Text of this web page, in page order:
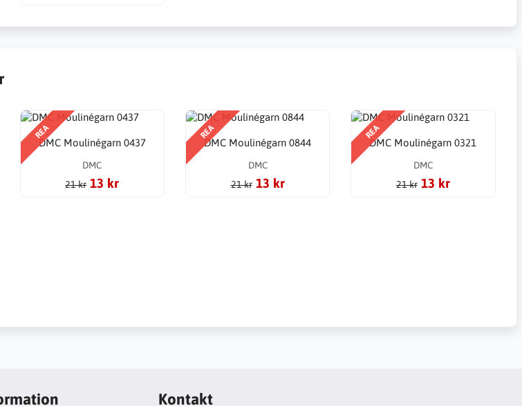
REA
DMC Moulinégarn 0437
DMC
21 kr 13 kr
REA
DMC Moulinégarn 0844
DMC
21 kr 13 kr
REA
DMC Moulinégarn 0321
DMC
21 kr 13 kr
Kontakt